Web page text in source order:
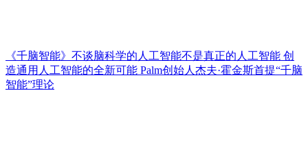
《千脑智能》不谈脑科学的人工智能不是真正的人工智能 创
造通用人工智能的全新可能 Palm创始人杰夫·霍金斯首提“千脑
智能”理论